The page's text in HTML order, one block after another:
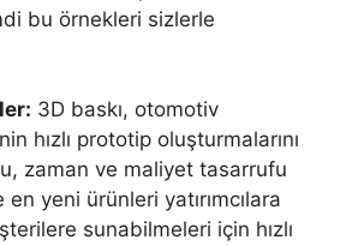
bu örnekleri sizlerle
3D baskı, otomotiv
hızlı prototip oluşturmalarını
zaman ve maliyet tasarrufu
en yeni ürünleri yatırımcılara
sunabilmeleri için hızlı